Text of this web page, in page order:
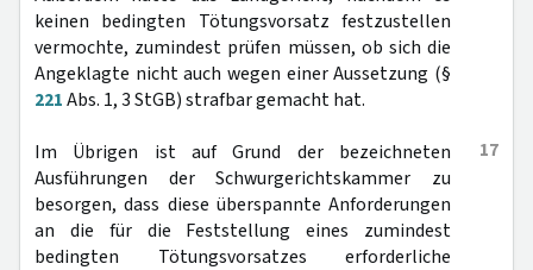
keinen bedingten Tötungsvorsatz festzustellen
vermochte, zumindest prüfen müssen, ob sich die
Angeklagte nicht auch wegen einer Aussetzung (§
221Abs. 1, 3 StGB) strafbar gemacht hat.
17
Im Übrigen ist auf Grund der bezeichneten
Ausführungen der Schwurgerichtskammer zu
besorgen, dass diese überspannte Anforderungen
an die für die Feststellung eines zumindest
bedingten Tötungsvorsatzes erforderliche